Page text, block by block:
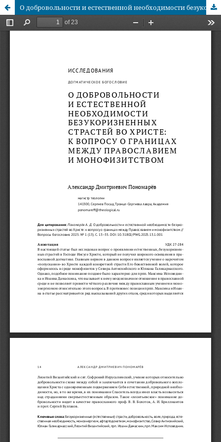
О добровольности и естественной необходимости безукоризненных страстей во Христе: к вопросу о границах между Православием и монофизитством